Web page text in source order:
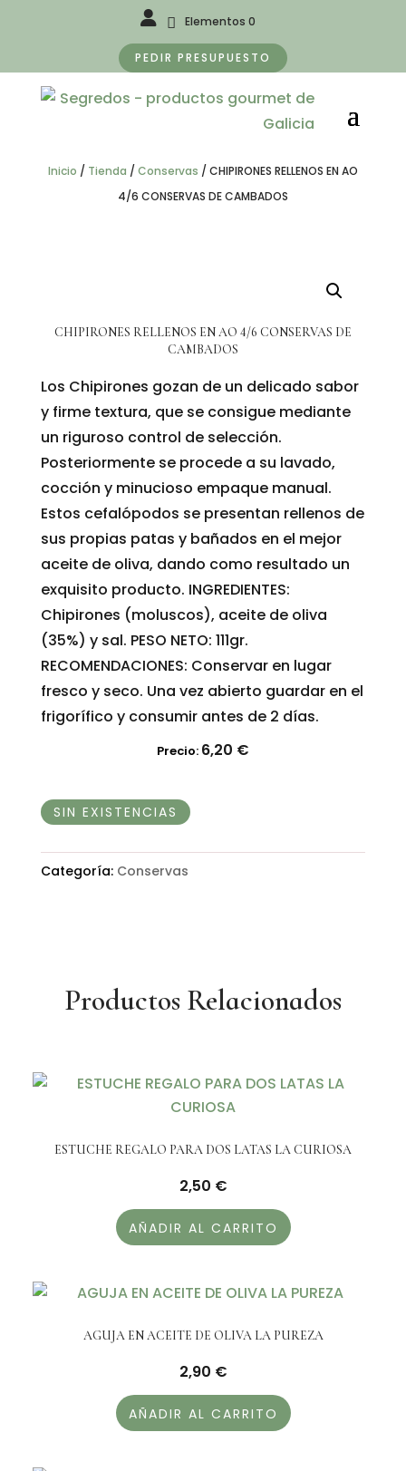
Elementos 0
PEDIR PRESUPUESTO
Inicio / Tienda / Conservas / CHIPIRONES RELLENOS EN AO
4/6 CONSERVAS DE CAMBADOS
CHIPIRONES RELLENOS EN AO 4/6 CONSERVAS DE
CAMBADOS
Los Chipirones gozan de un delicado sabor
y firme textura, que se consigue mediante
un riguroso control de selección.
Posteriormente se procede a su lavado,
cocción y minucioso empaque manual.
Estos cefalópodos se presentan rellenos de
sus propias patas y bañados en el mejor
aceite de oliva, dando como resultado un
exquisito producto. INGREDIENTES:
Chipirones (moluscos), aceite de oliva
(35%) y sal. PESO NETO: 111gr.
RECOMENDACIONES: Conservar en lugar
fresco y seco. Una vez abierto guardar en el
frigorífico y consumir antes de 2 días.
Precio: 6,20 €
SIN EXISTENCIAS
Categoría: Conservas
Productos Relacionados
ESTUCHE REGALO PARA DOS LATAS LA CURIOSA
2,50 €
AÑADIR AL CARRITO
AGUJA EN ACEITE DE OLIVA LA PUREZA
2,90 €
AÑADIR AL CARRITO